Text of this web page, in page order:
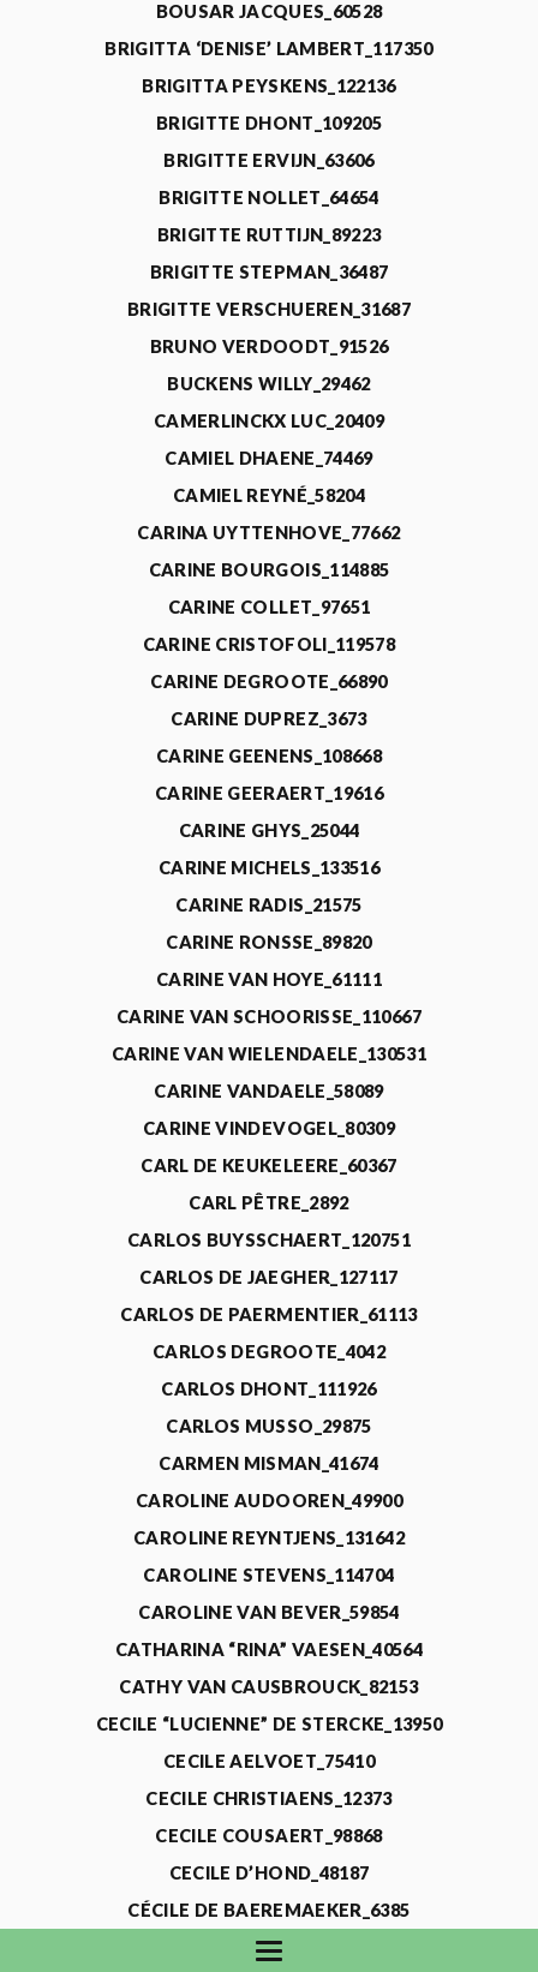
BOUSAR JACQUES_60528
BRIGITTA ‘DENISE’ LAMBERT_117350
BRIGITTA PEYSKENS_122136
BRIGITTE DHONT_109205
BRIGITTE ERVIJN_63606
BRIGITTE NOLLET_64654
BRIGITTE RUTTIJN_89223
BRIGITTE STEPMAN_36487
BRIGITTE VERSCHUEREN_31687
BRUNO VERDOODT_91526
BUCKENS WILLY_29462
CAMERLINCKX LUC_20409
CAMIEL DHAENE_74469
CAMIEL REYNÉ_58204
CARINA UYTTENHOVE_77662
CARINE BOURGOIS_114885
CARINE COLLET_97651
CARINE CRISTOFOLI_119578
CARINE DEGROOTE_66890
CARINE DUPREZ_3673
CARINE GEENENS_108668
CARINE GEERAERT_19616
CARINE GHYS_25044
CARINE MICHELS_133516
CARINE RADIS_21575
CARINE RONSSE_89820
CARINE VAN HOYE_61111
CARINE VAN SCHOORISSE_110667
CARINE VAN WIELENDAELE_130531
CARINE VANDAELE_58089
CARINE VINDEVOGEL_80309
CARL DE KEUKELEERE_60367
CARL PÊTRE_2892
CARLOS BUYSSCHAERT_120751
CARLOS DE JAEGHER_127117
CARLOS DE PAERMENTIER_61113
CARLOS DEGROOTE_4042
CARLOS DHONT_111926
CARLOS MUSSO_29875
CARMEN MISMAN_41674
CAROLINE AUDOOREN_49900
CAROLINE REYNTJENS_131642
CAROLINE STEVENS_114704
CAROLINE VAN BEVER_59854
CATHARINA “RINA” VAESEN_40564
CATHY VAN CAUSBROUCK_82153
CECILE “LUCIENNE” DE STERCKE_13950
CECILE AELVOET_75410
CECILE CHRISTIAENS_12373
CECILE COUSAERT_98868
CECILE D’HOND_48187
CÉCILE DE BAEREMAEKER_6385
CECILE DE WAELE_4731